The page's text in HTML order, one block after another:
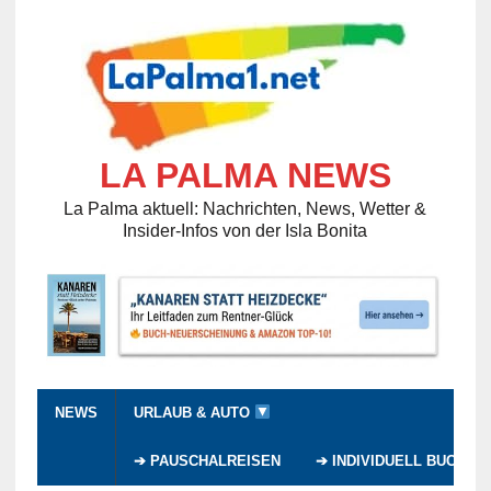
LA PALMA NEWS
La Palma aktuell: Nachrichten, News, Wetter &
Insider-Infos von der Isla Bonita
NEWS URLAUB & AUTO
➔ PAUSCHALREISEN ➔ INDIVIDUELL BUCHEN